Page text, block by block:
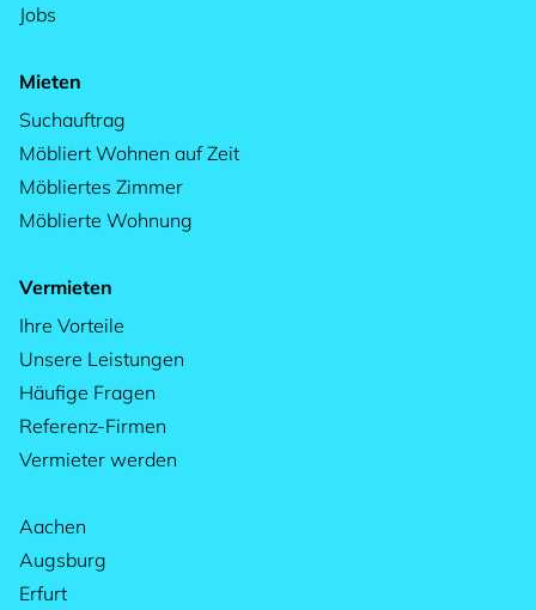
Jobs
Mieten
Suchauftrag
Möbliert Wohnen auf Zeit
Möbliertes Zimmer
Möblierte Wohnung
Vermieten
Ihre Vorteile
Unsere Leistungen
Häufige Fragen
Referenz-Firmen
Vermieter werden
Aachen
Augsburg
Erfurt